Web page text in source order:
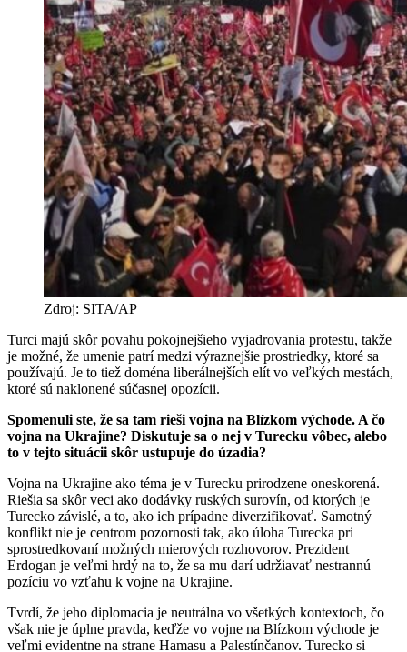
Zdroj: SITA/AP
Turci majú skôr povahu pokojnejšieho vyjadrovania protestu, takže
je možné, že umenie patrí medzi výraznejšie prostriedky, ktoré sa
používajú. Je to tiež doména liberálnejších elít vo veľkých mestách,
ktoré sú naklonené súčasnej opozícii.
Spomenuli ste, že sa tam rieši vojna na Blízkom východe. A čo
vojna na Ukrajine? Diskutuje sa o nej v Turecku vôbec, alebo
to v tejto situácii skôr ustupuje do úzadia?
Vojna na Ukrajine ako téma je v Turecku prirodzene oneskorená.
Riešia sa skôr veci ako dodávky ruských surovín, od ktorých je
Turecko závislé, a to, ako ich prípadne diverzifikovať. Samotný
konflikt nie je centrom pozornosti tak, ako úloha Turecka pri
sprostredkovaní možných mierových rozhovorov. Prezident
Erdogan je veľmi hrdý na to, že sa mu darí udržiavať nestrannú
pozíciu vo vzťahu k vojne na Ukrajine.
Tvrdí, že jeho diplomacia je neutrálna vo všetkých kontextoch, čo
však nie je úplne pravda, keďže vo vojne na Blízkom východe je
veľmi evidentne na strane Hamasu a Palestínčanov. Turecko si